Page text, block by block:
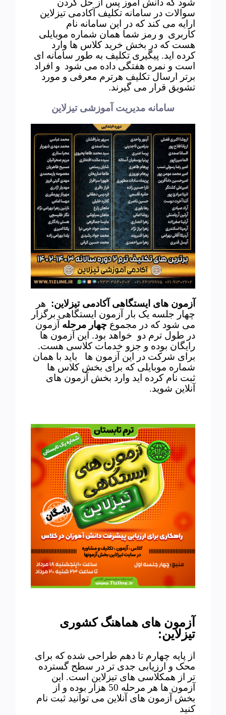
شود که دانش آموز پس از حل کردن
سوالات در سامانه تکلیف آکادمی تیزلاین
ارایه می کند که در این سامانه نام
کاربری و رمز شما همان شماره موبایلی
هست که در بخش خرید کلاس ها وارد
کرده اید. پیگیری تکلیف به طور سامانه ای
است و نمره هفتگی داده می شود و افراد
برتر ارسال تکلیف هرترم معرفی و مورد
تشویق قرار می گیرند.
سامانه مدیریت آموزشی تیزلاین
آزمون های ایستگاهی آکادمی تیزلاین: هر
چهار جلسه یک بار آزمون ایستگاهی برگزار
می شود که در مجموع چهار مرحله آزمون
در طول ترم دو خواهد بود. این آزمون ها
رایگان بوده و جزو خدمات کلاسی هست.
برای شرکت در این آزمون ها باید با همان
شماره موبایلی که برای بخش کلاس ها
ثبت نام کرده اید وارد بخش آزمون های
آنلاین شوید.
آزمون های هماهنگ کشوری
تیزلاین:
از پایه چهارم تا دهم طراحی شده که برای
محک و ارزیابی جدی تر در سطح گسترده
تر از همکلاسی های تیزلاین است. این
آزمون ها هر مرحله 50 هزار بوده و از
بخش آزمون های آنلاین می توانید ثبت نام
کنید